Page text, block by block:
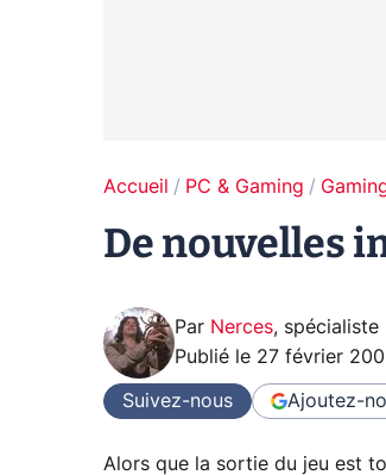
Accueil PC & Gaming
De nouvelles
Par Nerces, spécialiste
Publié le 27 février
Suivez-nous Ajoutez-
Alors que la sortie du jeu est